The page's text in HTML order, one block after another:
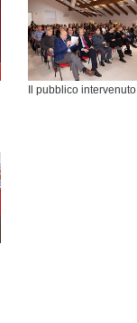
Il pubblico intervenuto